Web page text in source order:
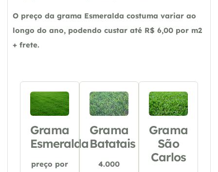
O preço da grama Esmeralda costuma variar ao
longo do ano, podendo custar até R$ 6,00 por m2
+ frete.
Grama
Esmeralda
preço por
Grama
Batatais
4.000
Grama
São
Carlos